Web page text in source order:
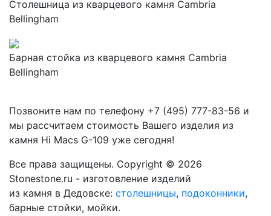
Столешница из кварцевого камня Cambria
Bellingham
Барная стойка из кварцевого камня Cambria
Bellingham
Позвоните нам по телефону +7 (495) 777-83-56 и
мы рассчитаем стоимость Вашего изделия из
камня Hi Macs G-109 уже сегодня!
Все права защищены. Copyright © 2026
Stonestone.ru - изготовление изделий
из камня в Дедовске: столешницы, подоконники,
барные стойки, мойки.